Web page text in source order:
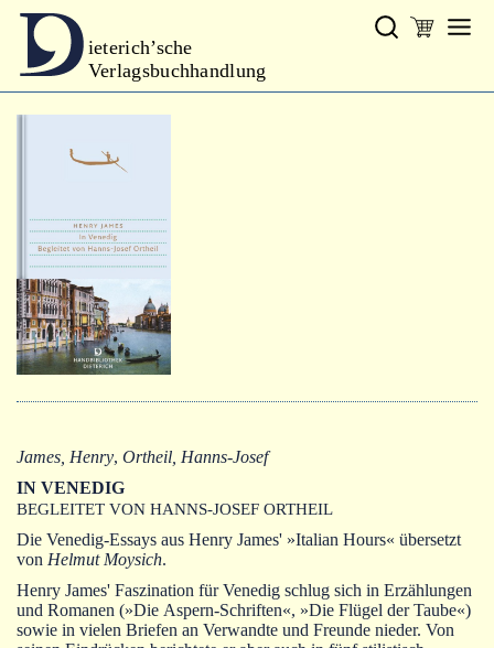
ieterich’sche
Verlagsbuchhandlung
Bibliophilia
Warenkorb
James, Henry, Ortheil, Hanns-Josef
IN VENEDIG
BEGLEITET VON HANNS-JOSEF ORTHEIL
Die Venedig-Essays aus Henry James' »Italian Hours« übersetzt
von Helmut Moysich.
Henry James' Faszination für Venedig schlug sich in Erzählungen
und Romanen (»Die Aspern-Schriften«, »Die Flügel der Taube«)
sowie in vielen Briefen an Verwandte und Freunde nieder. Von